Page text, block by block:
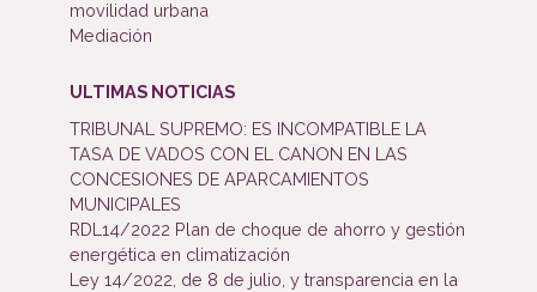
movilidad urbana
Mediación
ULTIMAS NOTICIAS
TRIBUNAL SUPREMO: ES INCOMPATIBLE LA
TASA DE VADOS CON EL CANON EN LAS
CONCESIONES DE APARCAMIENTOS
MUNICIPALES
RDL14/2022 Plan de choque de ahorro y gestión
energética en climatización
Ley 14/2022, de 8 de julio, y transparencia en la